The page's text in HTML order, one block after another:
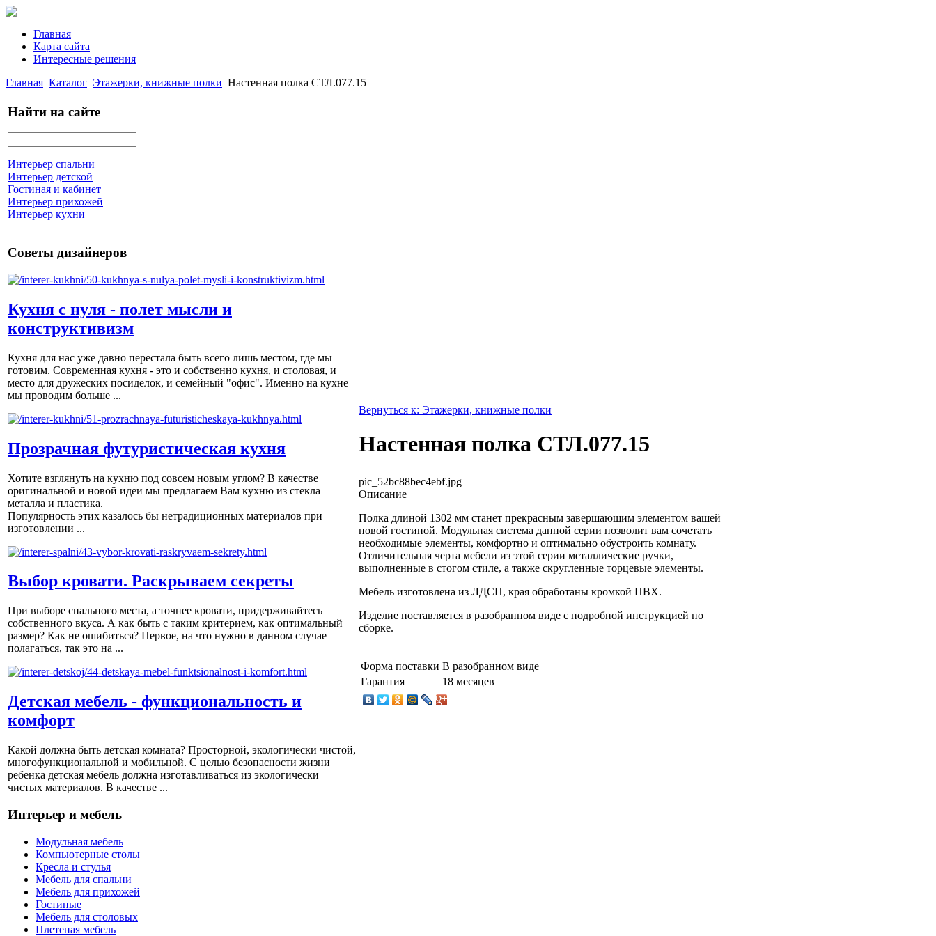
Главная
Карта сайта
Интересные решения
Главная Каталог Этажерки, книжные полки Настенная полка СТЛ.077.15
Найти на сайте
Интерьер спальни
Интерьер детской
Гостиная и кабинет
Интерьер прихожей
Интерьер кухни
Советы дизайнеров
Кухня с нуля - полет мысли и
конструктивизм
Кухня для нас уже давно перестала быть всего лишь местом, где мы
готовим. Современная кухня - это и собственно кухня, и столовая, и
место для дружеских посиделок, и семейный "офис". Именно на кухне
мы проводим больше ...
Прозрачная футуристическая кухня
Хотите взглянуть на кухню под совсем новым углом? В качестве
оригинальной и новой идеи мы предлагаем Вам кухню из стекла
металла и пластика.
Популярность этих казалось бы нетрадиционных материалов при
изготовлении ...
Выбор кровати. Раскрываем секреты
При выборе спального места, а точнее кровати, придерживайтесь
собственного вкуса. А как быть с таким критерием, как оптимальный
размер? Как не ошибиться? Первое, на что нужно в данном случае
полагаться, так это на ...
Детская мебель - функциональность и
комфорт
Какой должна быть детская комната? Просторной, экологически чистой,
многофункциональной и мобильной. С целью безопасности жизни
ребенка детская мебель должна изготавливаться из экологически
чистых материалов. В качестве ...
Интерьер и мебель
Модульная мебель
Компьютерные столы
Кресла и стулья
Мебель для спальни
Мебель для прихожей
Гостиные
Мебель для столовых
Плетеная мебель
Вернуться к: Этажерки, книжные полки
Настенная полка СТЛ.077.15
pic_52bc88bec4ebf.jpg
Описание
Полка длиной 1302 мм станет прекрасным завершающим элементом вашей
новой гостиной. Модульная система данной серии позволит вам сочетать
необходимые элементы, комфортно и оптимально обустроить комнату.
Отличительная черта мебели из этой серии металлические ручки,
выполненные в стогом стиле, а также скругленные торцевые элементы.
Мебель изготовлена из ЛДСП, края обработаны кромкой ПВХ.
Изделие поставляется в разобранном виде с подробной инструкцией по
сборке.
Форма поставки В разобранном виде
Гарантия
18 месяцев